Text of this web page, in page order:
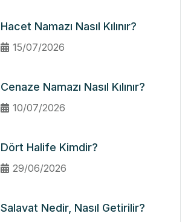
Hacet Namazı Nasıl Kılınır?
15/07/2026
Cenaze Namazı Nasıl Kılınır?
10/07/2026
Dört Halife Kimdir?
29/06/2026
Salavat Nedir, Nasıl Getirilir?